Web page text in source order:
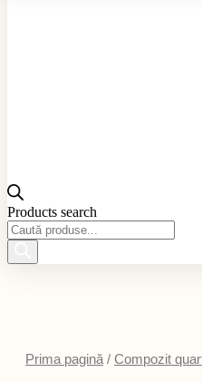
Products search
Prima pagină / Compozit